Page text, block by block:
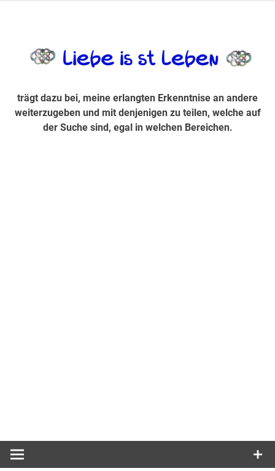
Suche sind, egal in welchen Bereichen.
trägt dazu bei, meine erlangten Erkenntnise an andere
weiterzugeben und mit denjenigen zu teilen, welche auf
der Suche sind, egal in welchen Bereichen.